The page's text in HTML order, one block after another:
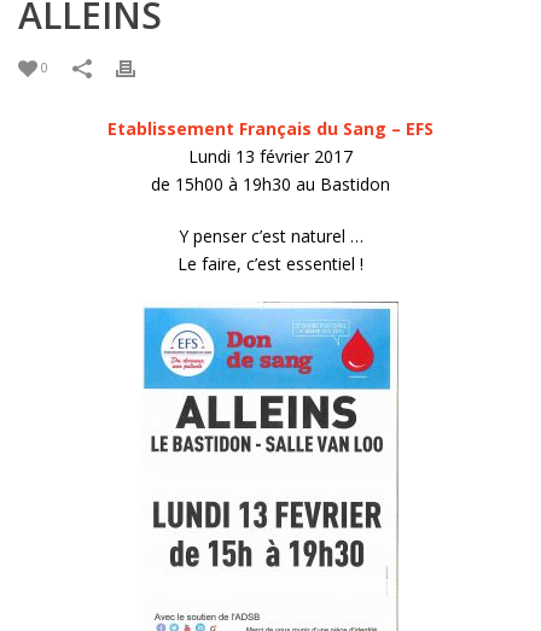
ALLEINS
0
Etablissement Français du Sang – EFS
Lundi 13 février 2017
de 15h00 à 19h30 au Bastidon
Y penser c’est naturel …
Le faire, c’est essentiel !